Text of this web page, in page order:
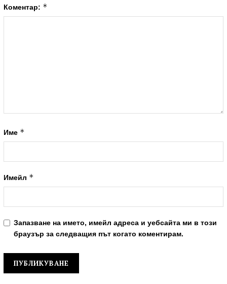
Коментар: *
Име *
Имейл *
Запазване на името, имейл адреса и уебсайта ми в този
браузър за следващия път когато коментирам.